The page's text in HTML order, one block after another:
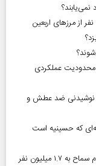
نمی‌یابند؟
۱۰.۵ میلیون نفر با محدودیت عملکردی
نوشیدنی ضد عطش و
که حسینیه است
آغاز رسمی برنامه‌های اربعین ۱۴۰۵ در مرز‌ها | ثبت‌نام سماح به ۱.۷ میلیون نفر